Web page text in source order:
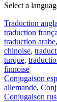
Select a
Traduction
traduction
traduction arabe,
chinoise,
turque,
finnoise
Conjugaison
allemande,
Conjugaison